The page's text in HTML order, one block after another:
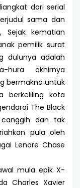
dari serial
sama dan
Sejak kematian
pemilik surat
dulunya adalah
hura akhirnya
bermakna untuk
berkeliling kota
The Black
dan tak
pula oleh
Lenore Chase
mula epik X-
Charles Xavier